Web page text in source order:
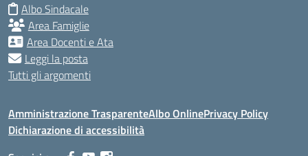
Albo Sindacale
Area Famiglie
Area Docenti e Ata
Leggi la posta
Tutti gli argomenti
Amministrazione TrasparenteAlbo OnlinePrivacy Policy
Dichiarazione di accessibilità